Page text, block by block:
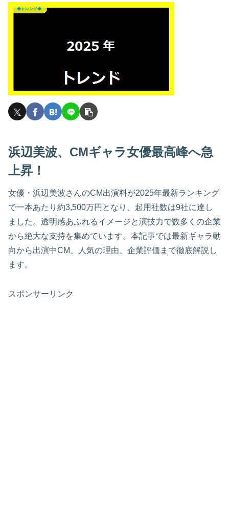
◆トレンド◆
浜辺美波、CMギャラ女優最高峰へ急
上昇！
女優・浜辺美波さんのCM出演料が2025年最新ランキング
で一本あたり約3,500万円となり、起用社数は9社に達し
ました。透明感あふれるイメージと演技力で数多くの企業
から絶大な支持を集めています。本記事では最新ギャラ動
向から出演中CM、人気の理由、企業評価まで徹底解説し
ます。
スポンサーリンク